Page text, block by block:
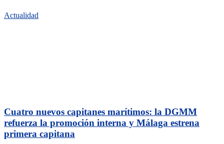
Actualidad
Cuatro nuevos capitanes marítimos: la DGMM
refuerza la promoción interna y Málaga estrena
primera capitana